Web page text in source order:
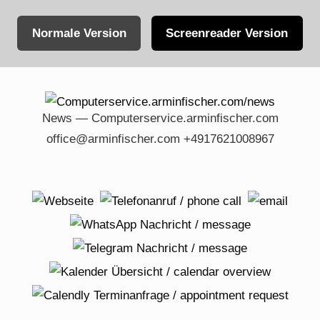
Normale Version Screenreader Version
content
News — Computerservice.arminfischer.com
office@arminfischer.com +4917621008967